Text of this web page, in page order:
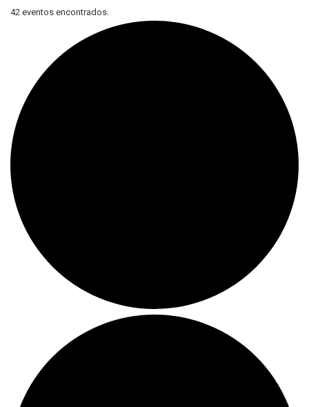
42 eventos encontrados.